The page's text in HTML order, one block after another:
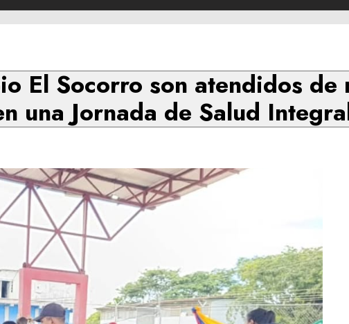
El Socorro son atendidos de
una Jornada de Salud